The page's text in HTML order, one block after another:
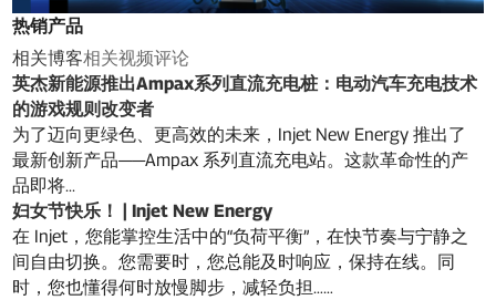
热销产品
相关博客相关视频评论
英杰新能源推出Ampax系列直流充电桩：电动汽车充电技术
的游戏规则改变者
为了迈向更绿色、更高效的未来，Injet New Energy 推出了
最新创新产品——Ampax 系列直流充电站。这款革命性的产
品即将...
妇女节快乐！ | Injet New Energy
在 Injet，您能掌控生活中的“负荷平衡”，在快节奏与宁静之
间自由切换。您需要时，您总能及时响应，保持在线。同
时，您也懂得何时放慢脚步，减轻负担……